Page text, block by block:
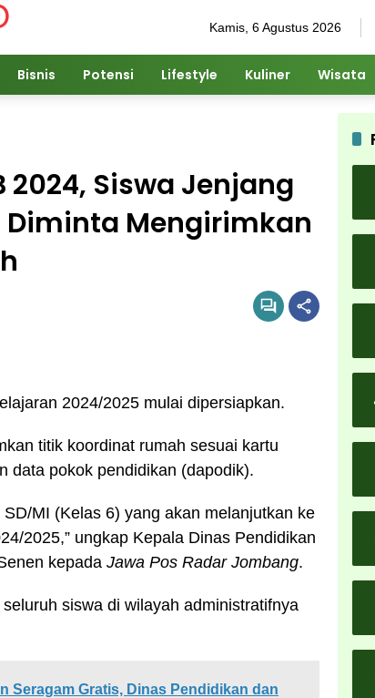
Kamis, 6 Agustus 2026
Bisnis Potensi Lifestyle Kuliner Wisata
2024, Siswa Jenjang
Diminta Mengirimkan
2024/2025 mulai dipersiapkan.
titik koordinat rumah sesuai kartu
data pokok pendidikan (dapodik).
MI (Kelas 6) yang akan melanjutkan ke
2025,” ungkap Kepala Dinas Pendidikan
kepada Jawa Pos Radar Jombang.
siswa di wilayah administratifnya
Seragam Gratis, Dinas Pendidikan dan